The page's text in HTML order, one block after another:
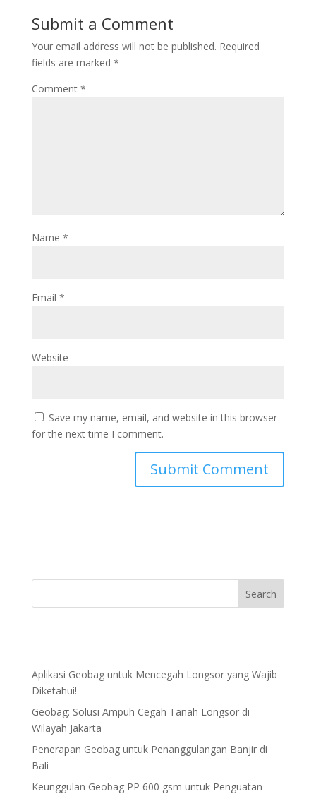
Submit a Comment
Your email address will not be published. Required
fields are marked *
Comment *
Name *
Email *
Website
Save my name, email, and website in this browser
for the next time I comment.
Aplikasi Geobag untuk Mencegah Longsor yang Wajib
Diketahui!
Geobag: Solusi Ampuh Cegah Tanah Longsor di
Wilayah Jakarta
Penerapan Geobag untuk Penanggulangan Banjir di
Bali
Keunggulan Geobag PP 600 gsm untuk Penguatan